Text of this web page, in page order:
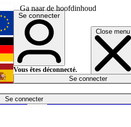
Ga naar de hoofdinhoud
Close menu
Se connecter
Économie
English
Deutsch
Español
Se connecter
Vous êtes déconnecté.
Se connecter